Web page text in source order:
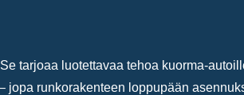
tarjoaa luotettavaa tehoa kuorma-
runkorakenteen loppupään